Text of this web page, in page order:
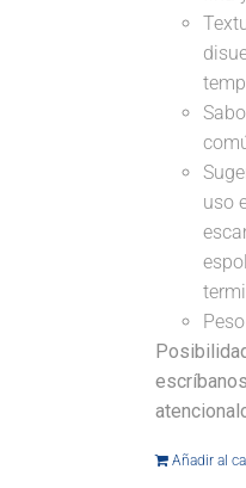
uso
Añadir al